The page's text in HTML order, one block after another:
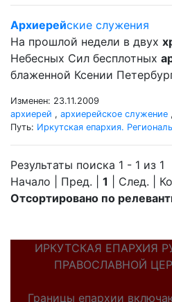
Архиерейские служения
На прошлой недели в двух
Небесных Сил бесплотных
блаженной Ксении
Изменен: 23.11.2009
архиерей , архиерейское служение ,
Путь: Иркутская епархия.
Результаты поиска 1 - 1 из 1
Начало | Пред. | 1 | След. |
Отсортировано по
ИРКУТСКАЯ ЕПАРХИЯ
ПРАВОСЛАВНОЙ
Границы епархии